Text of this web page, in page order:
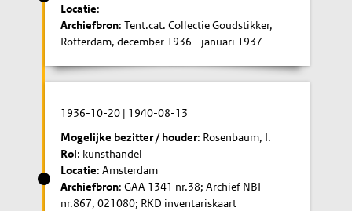
Locatie:
Archiefbron: Tent.cat. Collectie Goudstikker,
Rotterdam, december 1936 - januari 1937
1936-10-20 | 1940-08-13
Mogelijke bezitter / houder: Rosenbaum, I.
Rol: kunsthandel
Locatie: Amsterdam
Archiefbron: GAA 1341 nr.38; Archief NBI
nr.867, 021080; RKD inventariskaart